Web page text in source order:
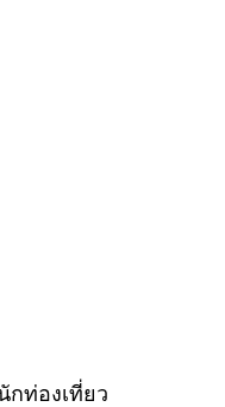
ท่องเที่ยว